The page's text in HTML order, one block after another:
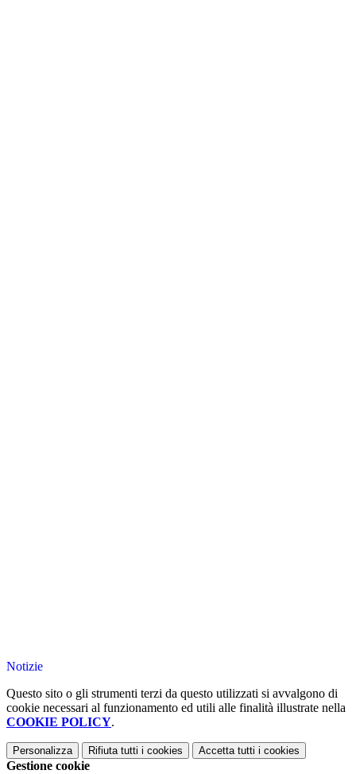
Notizie
Questo sito o gli strumenti terzi da questo utilizzati si avvalgono di
cookie necessari al funzionamento ed utili alle finalità illustrate nella
COOKIE POLICY.
Personalizza Rifiuta tutti i cookies Accetta tutti i cookies
Gestione cookie